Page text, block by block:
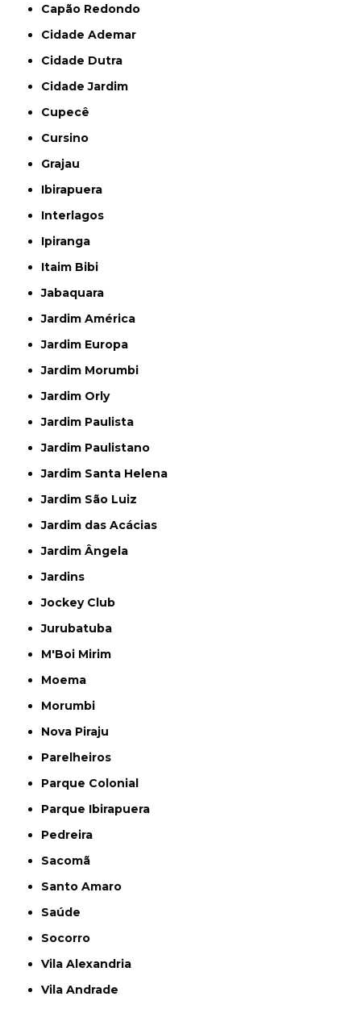
Capão Redondo
Cidade Ademar
Cidade Dutra
Cidade Jardim
Cupecê
Cursino
Grajau
Ibirapuera
Interlagos
Ipiranga
Itaim Bibi
Jabaquara
Jardim América
Jardim Europa
Jardim Morumbi
Jardim Orly
Jardim Paulista
Jardim Paulistano
Jardim Santa Helena
Jardim São Luiz
Jardim das Acácias
Jardim Ângela
Jardins
Jockey Club
Jurubatuba
M'Boi Mirim
Moema
Morumbi
Nova Piraju
Parelheiros
Parque Colonial
Parque Ibirapuera
Pedreira
Sacomã
Santo Amaro
Saúde
Socorro
Vila Alexandria
Vila Andrade